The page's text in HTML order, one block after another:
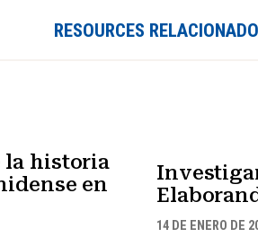
RESOURCES RELACIONADO
la historia
en
14 DE ENERO DE